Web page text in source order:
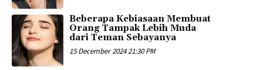
Beberapa Kebiasaan Membuat
Orang Tampak Lebih Muda
dari Teman Sebayanya
15 December 2024 21:30 PM